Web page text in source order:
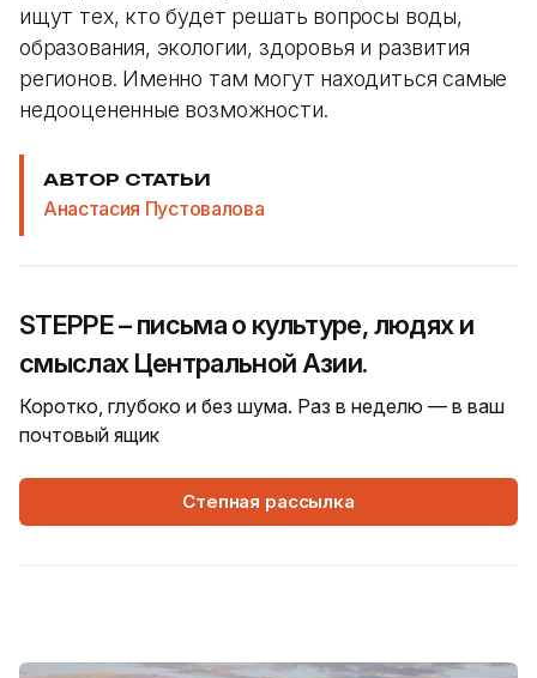
ищут тех, кто будет решать вопросы воды,
образования, экологии, здоровья и развития
регионов. Именно там могут находиться самые
недооцененные возможности.
АВТОР СТАТЬИ
Анастасия Пустовалова
STEPPE – письма о культуре, людях и
смыслах Центральной Азии.
Коротко, глубоко и без шума. Раз в неделю — в ваш
почтовый ящик
Степная рассылка